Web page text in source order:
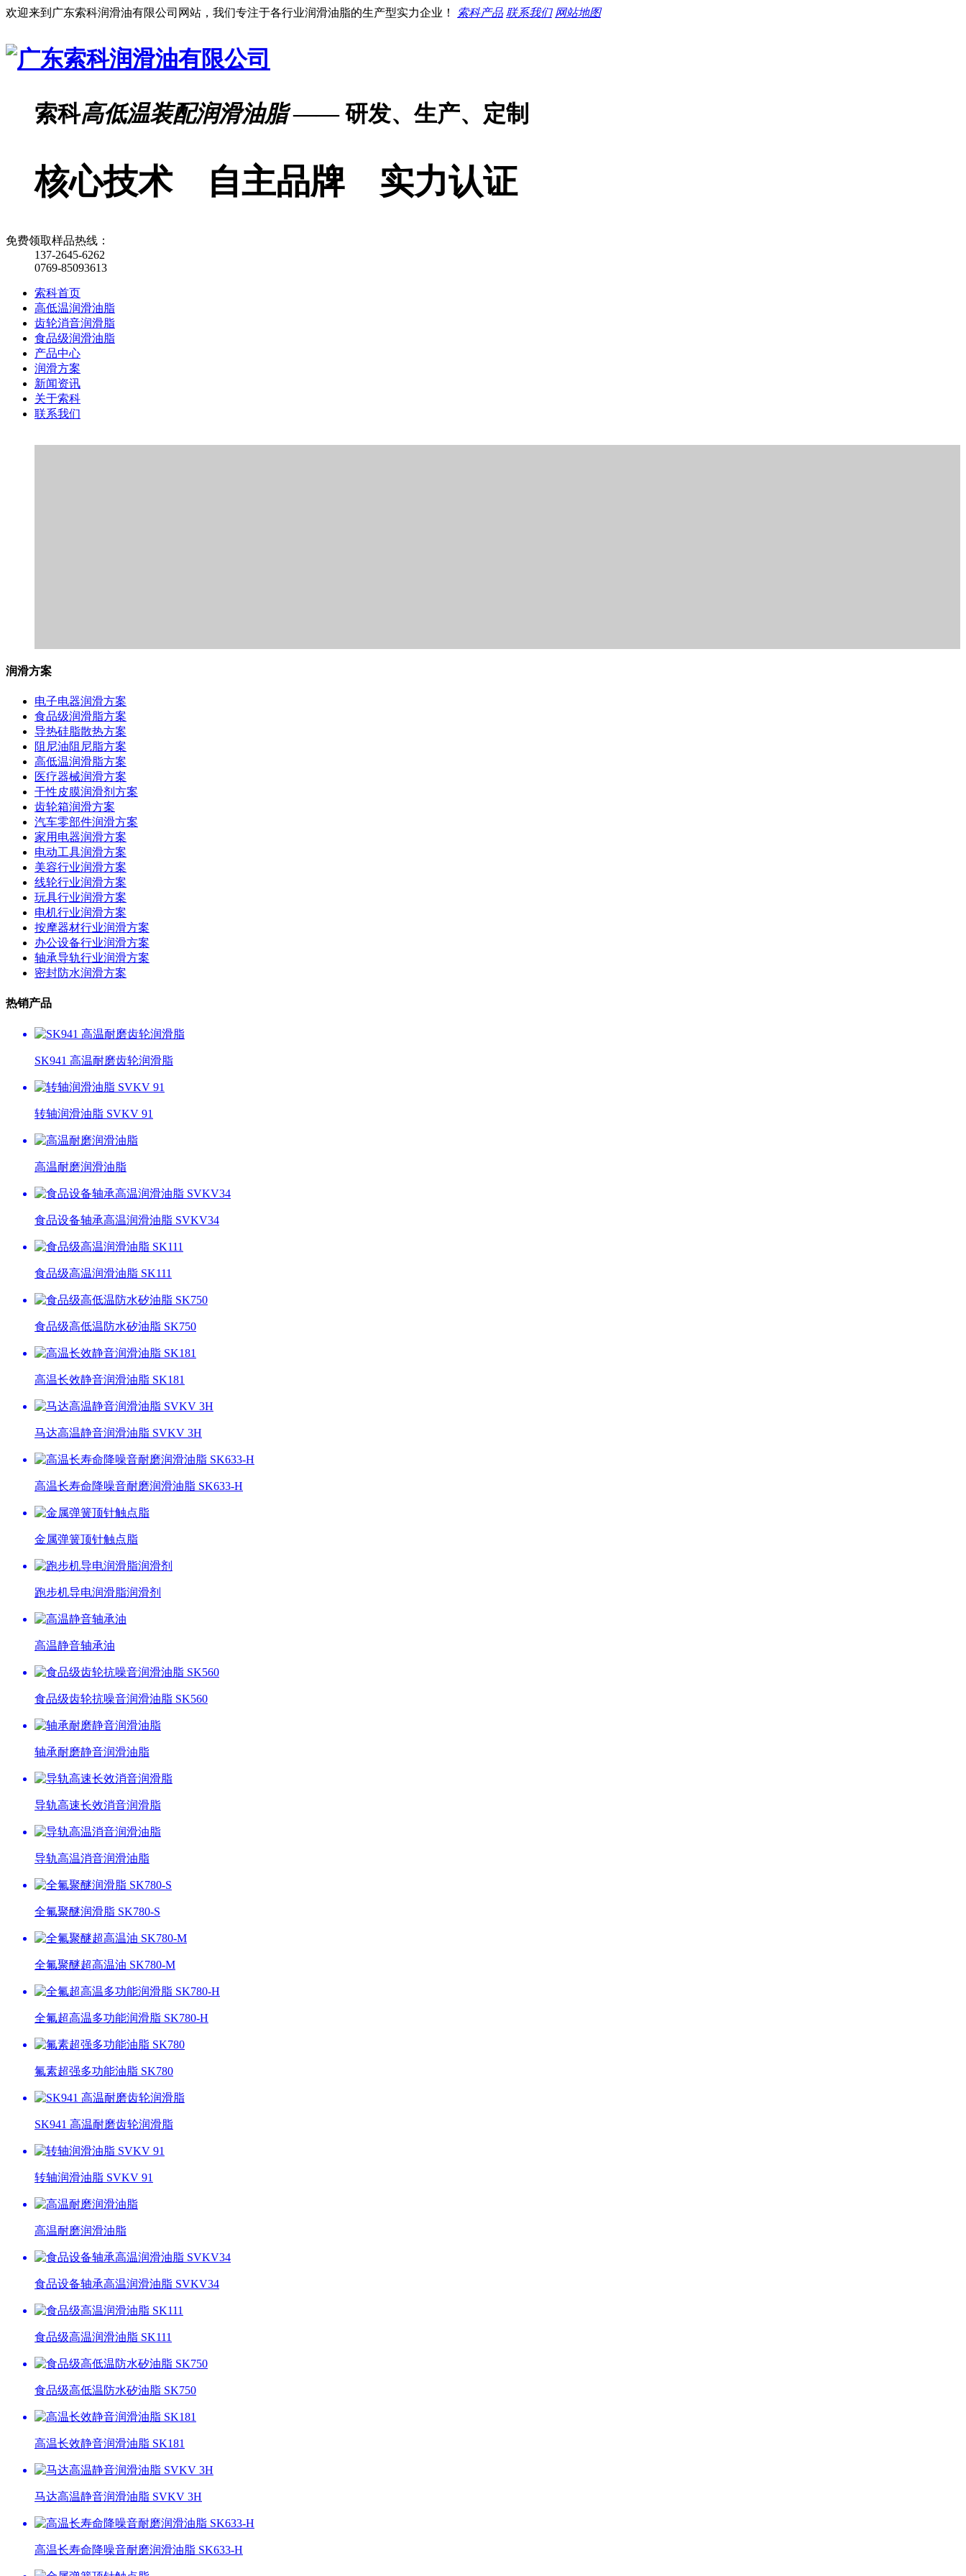
欢迎来到广东索科润滑油有限公司网站，我们专注于各行业润滑油脂的生产型实力企业！ 索科产品 联系我们 网站地图
索科高低温装配润滑油脂—— 研发、生产、定制
核心技术 自主品牌 实力认证
免费领取样品热线：
137-2645-6262
0769-85093613
索科首页
高低温润滑油脂
齿轮消音润滑脂
食品级润滑油脂
产品中心
润滑方案
新闻资讯
关于索科
联系我们
润滑方案
电子电器润滑方案
食品级润滑脂方案
导热硅脂散热方案
阻尼油阻尼脂方案
高低温润滑脂方案
医疗器械润滑方案
干性皮膜润滑剂方案
齿轮箱润滑方案
汽车零部件润滑方案
家用电器润滑方案
电动工具润滑方案
美容行业润滑方案
线轮行业润滑方案
玩具行业润滑方案
电机行业润滑方案
按摩器材行业润滑方案
办公设备行业润滑方案
轴承导轨行业润滑方案
密封防水润滑方案
热销产品
SK941 高温耐磨齿轮润滑脂
转轴润滑油脂 SVKV 91
高温耐磨润滑油脂
食品设备轴承高温润滑油脂 SVKV34
食品级高温润滑油脂 SK111
食品级高低温防水矽油脂 SK750
高温长效静音润滑油脂 SK181
马达高温静音润滑油脂 SVKV 3H
高温长寿命降噪音耐磨润滑油脂 SK633-H
金属弹簧顶针触点脂
跑步机导电润滑脂润滑剂
高温静音轴承油
食品级齿轮抗噪音润滑油脂 SK560
轴承耐磨静音润滑油脂
导轨高速长效消音润滑脂
导轨高温消音润滑油脂
全氟聚醚润滑脂 SK780-S
全氟聚醚超高温油 SK780-M
全氟超高温多功能润滑脂 SK780-H
氟素超强多功能油脂 SK780
SK941 高温耐磨齿轮润滑脂
转轴润滑油脂 SVKV 91
高温耐磨润滑油脂
食品设备轴承高温润滑油脂 SVKV34
食品级高温润滑油脂 SK111
食品级高低温防水矽油脂 SK750
高温长效静音润滑油脂 SK181
马达高温静音润滑油脂 SVKV 3H
高温长寿命降噪音耐磨润滑油脂 SK633-H